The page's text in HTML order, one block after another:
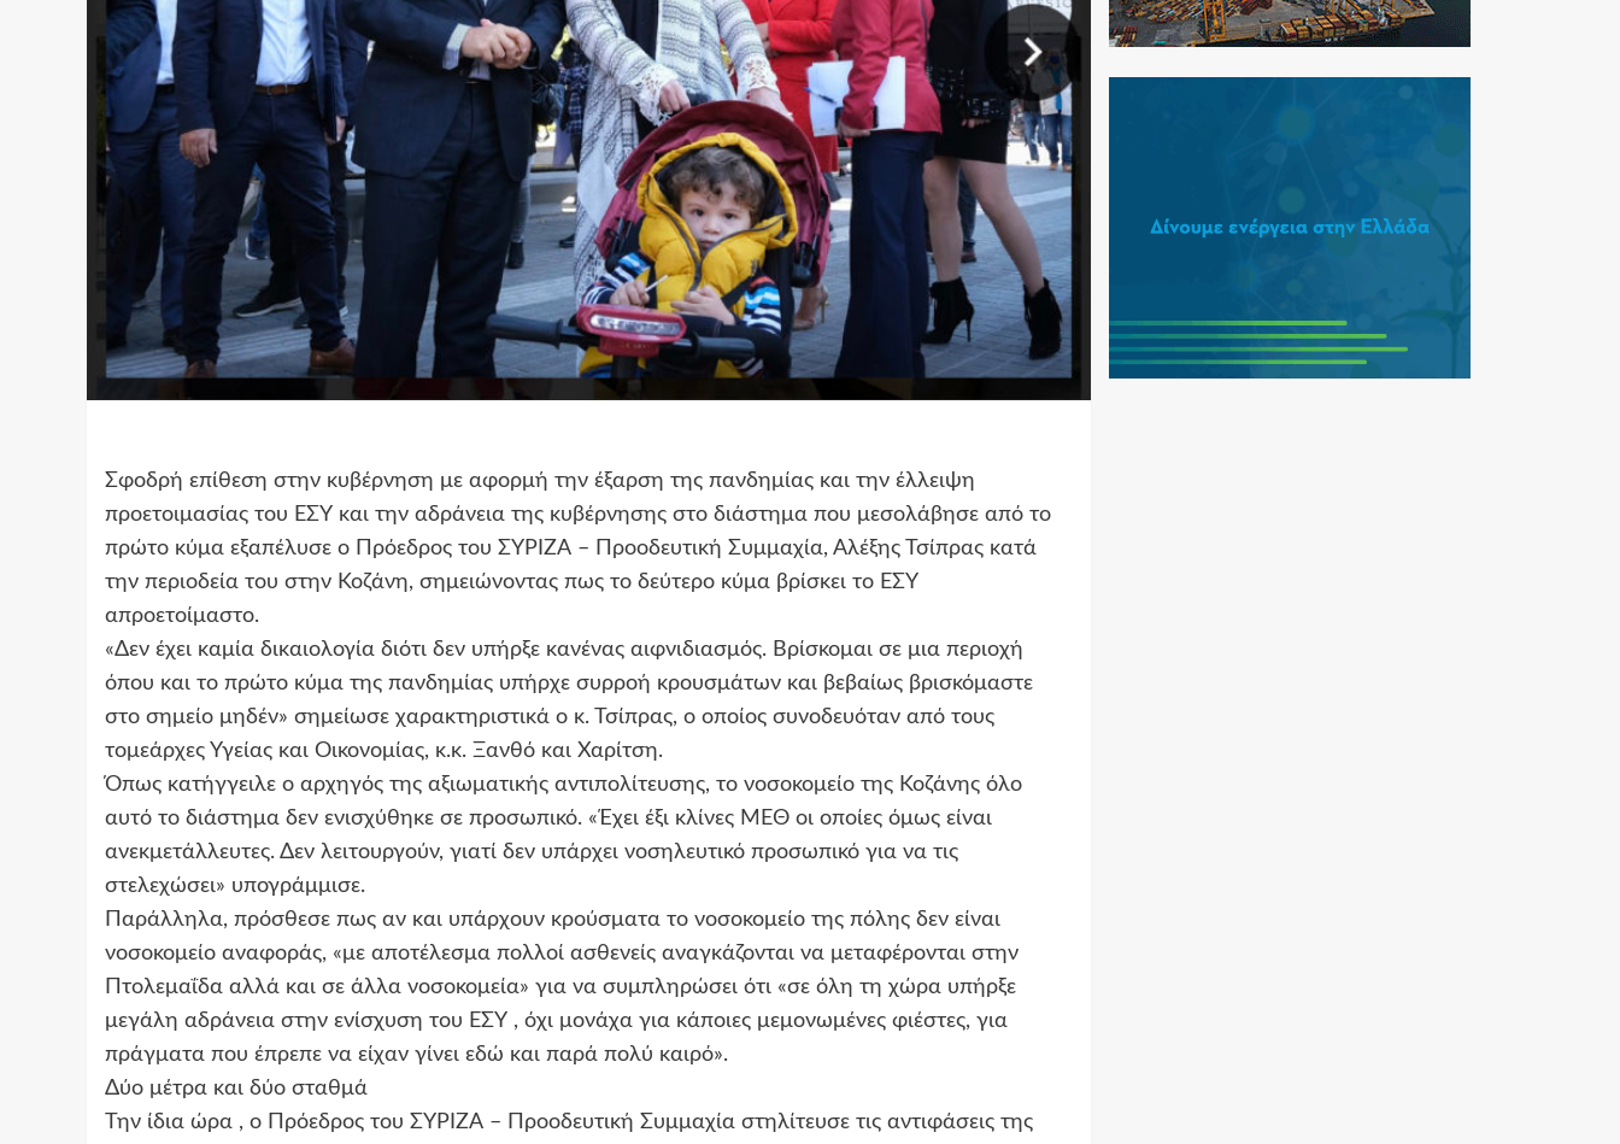
Σφοδρή επίθεση στην κυβέρνηση με αφορμή την έξαρση της πανδημίας και την έλλειψη
προετοιμασίας του ΕΣΥ και την αδράνεια της κυβέρνησης στο διάστημα που μεσολάβησε από το
πρώτο κύμα εξαπέλυσε ο Πρόεδρος του ΣΥΡΙΖΑ – Προοδευτική Συμμαχία, Αλέξης Τσίπρας κατά
την περιοδεία του στην Κοζάνη, σημειώνοντας πως το δεύτερο κύμα βρίσκει το ΕΣΥ
απροετοίμαστο.
«Δεν έχει καμία δικαιολογία διότι δεν υπήρξε κανένας αιφνιδιασμός. Βρίσκομαι σε μια περιοχή
όπου και το πρώτο κύμα της πανδημίας υπήρχε συρροή κρουσμάτων και βεβαίως βρισκόμαστε
στο σημείο μηδέν» σημείωσε χαρακτηριστικά ο κ. Τσίπρας, ο οποίος συνοδευόταν από τους
τομεάρχες Υγείας και Οικονομίας, κ.κ. Ξανθό και Χαρίτση.
Όπως κατήγγειλε ο αρχηγός της αξιωματικής αντιπολίτευσης, το νοσοκομείο της Κοζάνης όλο
αυτό το διάστημα δεν ενισχύθηκε σε προσωπικό. «Έχει έξι κλίνες ΜΕΘ οι οποίες όμως είναι
ανεκμετάλλευτες. Δεν λειτουργούν, γιατί δεν υπάρχει νοσηλευτικό προσωπικό για να τις
στελεχώσει» υπογράμμισε.
Παράλληλα, πρόσθεσε πως αν και υπάρχουν κρούσματα το νοσοκομείο της πόλης δεν είναι
νοσοκομείο αναφοράς, «με αποτέλεσμα πολλοί ασθενείς αναγκάζονται να μεταφέρονται στην
Πτολεμαΐδα αλλά και σε άλλα νοσοκομεία» για να συμπληρώσει ότι «σε όλη τη χώρα υπήρξε
μεγάλη αδράνεια στην ενίσχυση του ΕΣΥ , όχι μονάχα για κάποιες μεμονωμένες φιέστες, για
πράγματα που έπρεπε να είχαν γίνει εδώ και παρά πολύ καιρό».
Δύο μέτρα και δύο σταθμά
Την ίδια ώρα , ο Πρόεδρος του ΣΥΡΙΖΑ – Προοδευτική Συμμαχία στηλίτευσε τις αντιφάσεις της